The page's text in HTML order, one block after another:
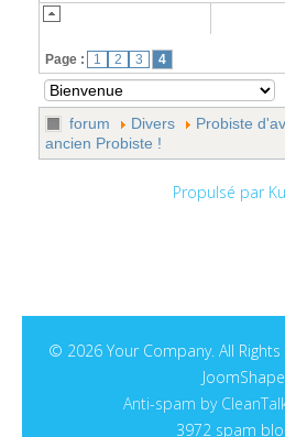
Page : 1 2 3 4
forum Divers Probiste
ancien Probiste !
Propulsé par
© 2026 Your Company. All
Anti-spam by
3972 spam